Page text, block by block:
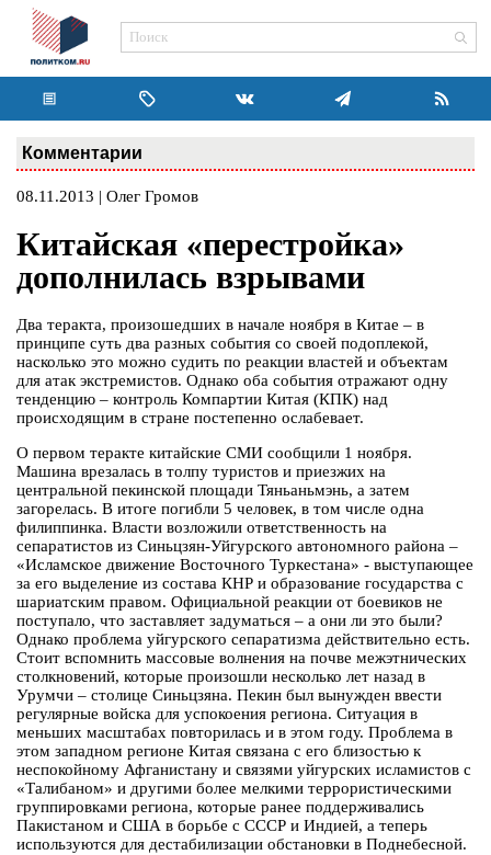
Комментарии
08.11.2013 | Олег Громов
Китайская «перестройка»
дополнилась взрывами
Два теракта, произошедших в начале ноября в Китае – в
принципе суть два разных события со своей подоплекой,
насколько это можно судить по реакции властей и объектам
для атак экстремистов. Однако оба события отражают одну
тенденцию – контроль Компартии Китая (КПК) над
происходящим в стране постепенно ослабевает.
О первом теракте китайские СМИ сообщили 1 ноября.
Машина врезалась в толпу туристов и приезжих на
центральной пекинской площади Тяньаньмэнь, а затем
загорелась. В итоге погибли 5 человек, в том числе одна
филиппинка. Власти возложили ответственность на
сепаратистов из Синьцзян-Уйгурского автономного района –
«Исламское движение Восточного Туркестана» - выступающее
за его выделение из состава КНР и образование государства с
шариатским правом. Официальной реакции от боевиков не
поступало, что заставляет задуматься – а они ли это были?
Однако проблема уйгурского сепаратизма действительно есть.
Стоит вспомнить массовые волнения на почве межэтнических
столкновений, которые произошли несколько лет назад в
Урумчи – столице Синьцзяна. Пекин был вынужден ввести
регулярные войска для успокоения региона. Ситуация в
меньших масштабах повторилась и в этом году. Проблема в
этом западном регионе Китая связана с его близостью к
неспокойному Афганистану и связями уйгурских исламистов с
«Талибаном» и другими более мелкими террористическими
группировками региона, которые ранее поддерживались
Пакистаном и США в борьбе с СССР и Индией, а теперь
используются для дестабилизации обстановки в Поднебесной.